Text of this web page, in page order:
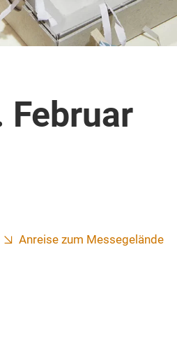
Februar
Anreise zum Messegelände